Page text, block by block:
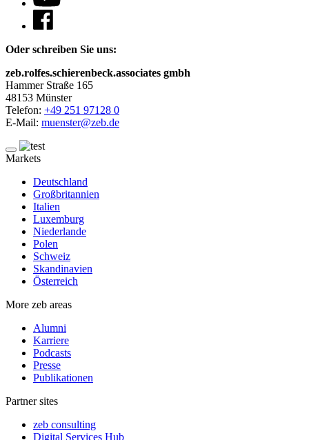
Oder schreiben Sie uns:
zeb.rolfes.schierenbeck.associates gmbh
Hammer Straße 165
48153 Münster
Telefon: +49 251 97128 0
E-Mail: muenster@zeb.de
Markets
Deutschland
Großbritannien
Italien
Luxemburg
Niederlande
Polen
Schweiz
Skandinavien
Österreich
More zeb areas
Alumni
Karriere
Podcasts
Presse
Publikationen
Partner sites
zeb consulting
Digital Services Hub